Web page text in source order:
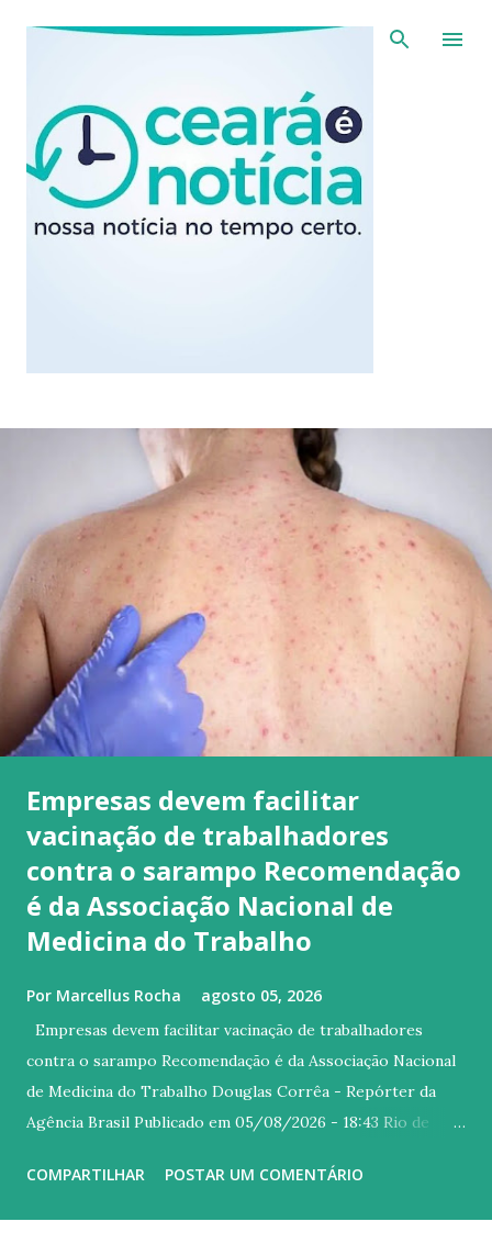
Pular para o conteúdo principal
Empresas devem facilitar
vacinação de trabalhadores
contra o sarampo Recomendação
é da Associação Nacional de
Medicina do Trabalho
Por Marcellus Rocha agosto 05, 2026
Empresas devem facilitar vacinação de trabalhadores
contra o sarampo Recomendação é da Associação Nacional
de Medicina do Trabalho Douglas Corrêa - Repórter da
Agência Brasil Publicado em 05/08/2026 - 18:43 Rio de
16 casos de sarampo em São Paulo , a Associação Nacional
COMPARTILHAR POSTAR UM COMENTÁRIO